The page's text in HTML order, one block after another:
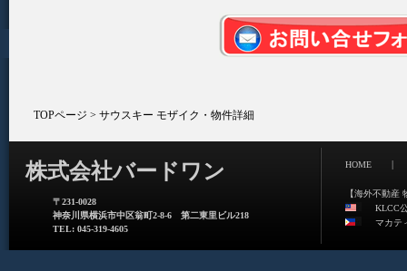
TOPページ > サウスキー モザイク・物件詳細
株式会社バードワン
〒231-0028
神奈川県横浜市中区翁町2-8-6 第二東里ビル218
TEL: 045-319-4605
HOME |
【海外不動産
KLCC
マカテ